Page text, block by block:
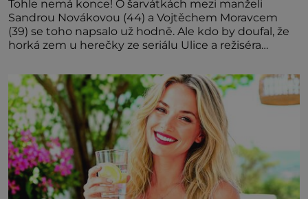
Tohle nemá konce! O šarvátkách mezi manželi
Sandrou Novákovou (44) a Vojtěchem Moravcem
(39) se toho napsalo už hodně. Ale kdo by doufal, že
horká zem u herečky ze seriálu Ulice a režiséra